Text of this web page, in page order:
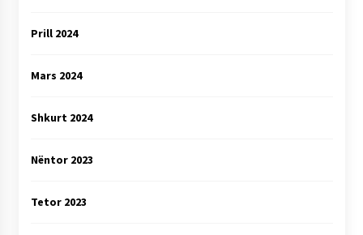
Prill 2024
Mars 2024
Shkurt 2024
Nëntor 2023
Tetor 2023